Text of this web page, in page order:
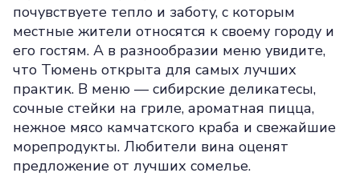
почувствуете тепло и заботу, с которым
местные жители относятся к своему городу и
его гостям. А в разнообразии меню увидите,
что Тюмень открыта для самых лучших
практик. В меню — сибирские деликатесы,
сочные стейки на гриле, ароматная пицца,
нежное мясо камчатского краба и свежайшие
морепродукты. Любители вина оценят
предложение от лучших сомелье.